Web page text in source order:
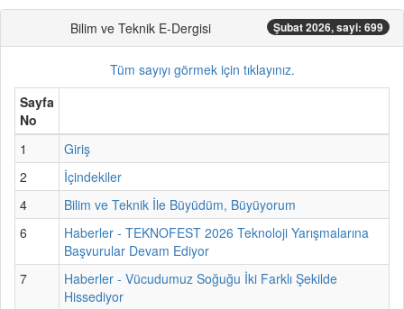
Bilim ve Teknik E-Dergisi Şubat 2026, sayi: 699
Tüm sayıyı görmek için tıklayınız.
Sayfa
No
1
Giriş
2
İçindekiler
4
Bilim ve Teknik İle Büyüdüm, Büyüyorum
6
Haberler - TEKNOFEST 2026 Teknoloji Yarışmalarına
Başvurular Devam Ediyor
7
Haberler - Vücudumuz Soğuğu İki Farklı Şekilde
Hissediyor